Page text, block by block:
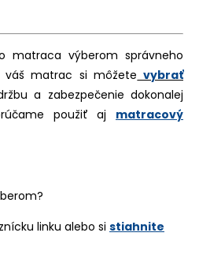
matraca výberom správneho
váš matrac si môžete vybrať
a zabezpečenie dokonalej
použiť aj matracový
linku alebo si stiahnite